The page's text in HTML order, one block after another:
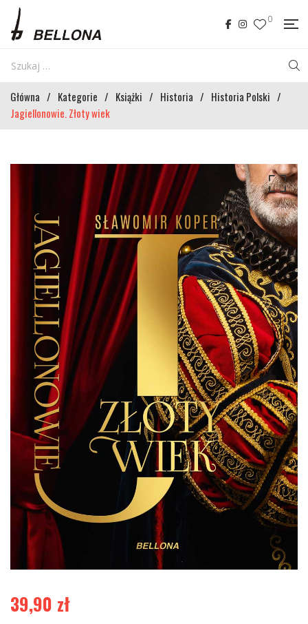
0
Główna / Kategorie / Książki / Historia / Historia Polski /
Jagiellonowie. Złoty wiek
39,90 zł